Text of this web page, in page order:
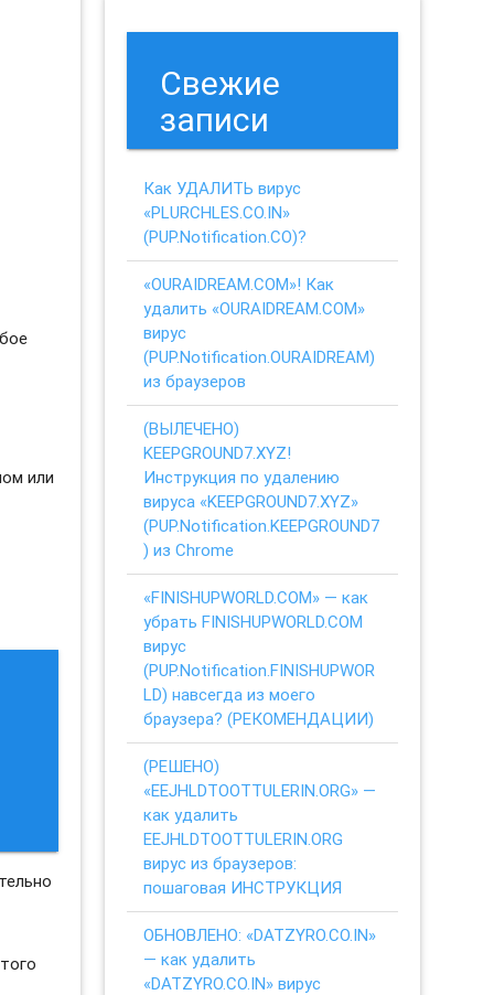
или
Свежие
записи
Как УДАЛИТЬ вирус
«PLURCHLES.CO.IN»
(PUP.Notification.CO)?
«OURAIDREAM.COM»! Как
удалить «OURAIDREAM.COM»
вирус
(PUP.Notification.OURAIDREAM)
из браузеров
(ВЫЛЕЧЕНО)
KEEPGROUND7.XYZ!
Инструкция по удалению
вируса «KEEPGROUND7.XYZ»
(PUP.Notification.KEEPGROUND7
) из Chrome
«FINISHUPWORLD.COM» — как
убрать FINISHUPWORLD.COM
вирус
(PUP.Notification.FINISHUPWOR
LD) навсегда из моего
браузера? (РЕКОМЕНДАЦИИ)
(РЕШЕНО)
«EEJHLDTOOTTULERIN.ORG» —
как удалить
EEJHLDTOOTTULERIN.ORG
вирус из браузеров:
пошаговая ИНСТРУКЦИЯ
ОБНОВЛЕНО: «DATZYRO.CO.IN»
— как удалить
«DATZYRO.CO.IN» вирус